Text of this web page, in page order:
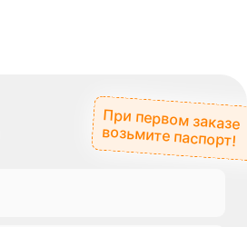
При первом заказе
возьмите паспорт!